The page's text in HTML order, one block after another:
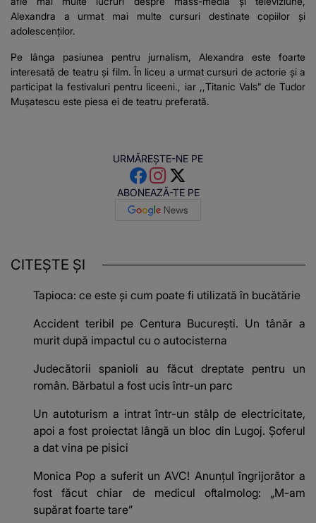
Alexandra a urmat mai multe cursuri destinate copiilor și
adolescenților.
Pe lânga pasiunea pentru jurnalism, Alexandra este foarte
interesată de teatru și film. În liceu a urmat cursuri de actorie și a
participat la festivaluri pentru liceeni., iar ,,Titanic Vals” de Tudor
Mușatescu este piesa ei de teatru preferată.
URMĂREȘTE-NE PE
ABONEAZĂ-TE PE
CITEȘTE ȘI
Tapioca: ce este și cum poate fi utilizată în bucătărie
Accident teribil pe Centura Bucureşti. Un tânăr a
murit după impactul cu o autocisterna
Judecătorii spanioli au făcut dreptate pentru un
român. Bărbatul a fost ucis într-un parc
Un autoturism a intrat într-un stâlp de electricitate,
apoi a fost proiectat lângă un bloc din Lugoj. Șoferul
a dat vina pe pisici
Monica Pop a suferit un AVC! Anunțul îngrijorător a
fost făcut chiar de medicul oftalmolog: „M-am
supărat foarte tare”